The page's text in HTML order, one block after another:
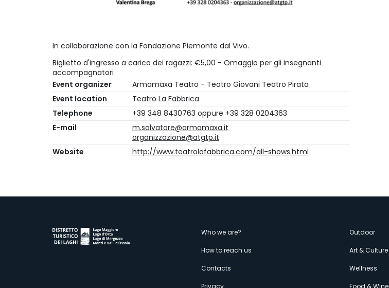
In collaborazione con la Fondazione Piemonte dal Vivo.
Biglietto d'ingresso a carico dei ragazzi: €5,00 - Omaggio per gli insegnanti
accompagnatori
Event organizer
Armamaxa Teatro - Teatro Giovani Teatro Pirata
Event location
Teatro La Fabbrica
Telephone
+39 348 8430763 oppure +39 328 0204363
E-mail
m.salvatore@armamaxa.it
organizzazione@atgtp.it
Website
http://www.teatrolafabbrica.com/all-shows.html
Menù
secondario
Who we are?
How to reach us
Contacts
Privacy
Outdoor
Art & Culture
Wellness
Food & Wine